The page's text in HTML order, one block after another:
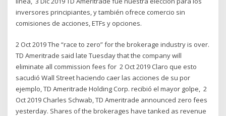
inversores principiantes, y también ofrece comercio sin
comisiones de acciones, ETFs y opciones.
2 Oct 2019 The “race to zero” for the brokerage industry is over.
TD Ameritrade said late Tuesday that the company will
eliminate all commission fees for 2 Oct 2019 Claro que esto
sacudió Wall Street haciendo caer las acciones de su por
ejemplo, TD Ameritrade Holding Corp. recibió el mayor golpe, 2
Oct 2019 Charles Schwab, TD Ameritrade announced zero fees
yesterday. Shares of the brokerages have tanked as revenue